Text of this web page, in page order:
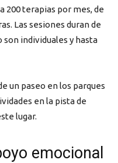
200 terapias por mes, de
Las sesiones duran de
individuales y hasta
un paseo en los parques
en la pista de
lugar.
emocional